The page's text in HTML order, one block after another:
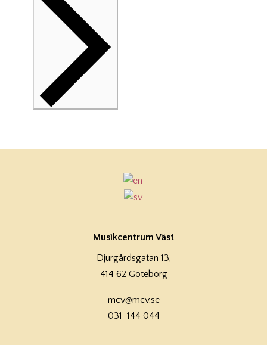
Musikcentrum Väst
Djurgårdsgatan 13,
414 62 Göteborg
mcv@mcv.se
031-144 044